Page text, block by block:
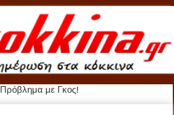
Πρόβλημα με Γκος!